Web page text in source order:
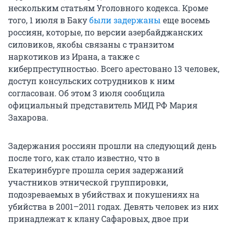
нескольким статьям Уголовного кодекса. Кроме
того, 1 июля в Бакубыли задержаны еще восемь
россиян, которые, по версии азербайджанских
силовиков, якобы связаны с транзитом
наркотиков из Ирана, а также с
киберпреступностью. Всего арестовано 13 человек,
доступ консульских сотрудников к ним
согласован. Об этом 3 июля сообщила
официальный представитель МИД РФ Мария
Захарова.
Задержания россиян прошли на следующий день
после того, как стало известно, что в
Екатеринбурге прошла серия задержаний
участников этнической группировки,
подозреваемых в убийствах и покушениях на
убийства в 2001–2011 годах. Девять человек из них
принадлежат к клану Сафаровых, двое при